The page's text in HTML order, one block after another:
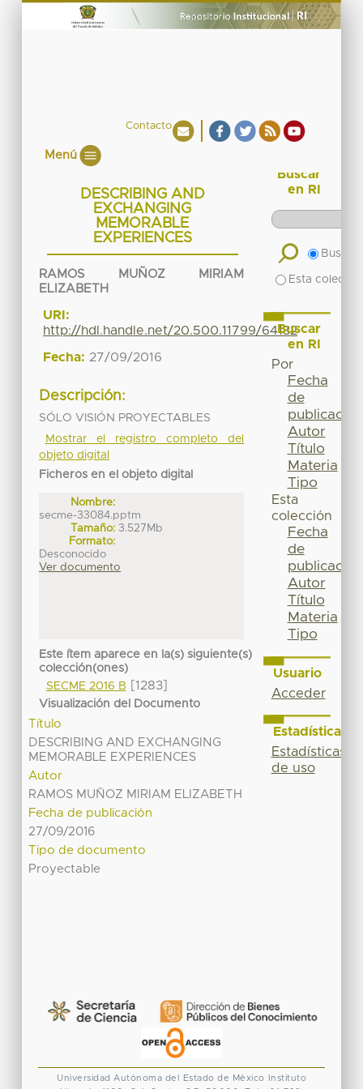
Contacto
Menú
DESCRIBING AND
EXCHANGING
MEMORABLE
EXPERIENCES
RAMOS MUÑOZ MIRIAM
ELIZABETH
URI:
http://hdl.handle.net/20.500.11799/64132
Fecha: 27/09/2016
Descripción:
SÓLO VISIÓN PROYECTABLES
Mostrar el registro completo del
objeto digital
Ficheros en el objeto digital
Nombre:
secme-33084.pptm
Tamaño: 3.527Mb
Formato:
Desconocido
Ver documento
Este ítem aparece en la(s) siguiente(s)
colección(ones)
SECME 2016 B
[1283]
Visualización del Documento
Título
DESCRIBING AND EXCHANGING
MEMORABLE EXPERIENCES
Autor
RAMOS MUÑOZ MIRIAM ELIZABETH
Fecha de publicación
27/09/2016
Tipo de documento
Proyectable
Buscar
en RI
Buscar
Esta
Buscar
en RI
Por
Fecha
de
publicación
Autor
Título
Materia
Tipo
Esta
colección
Fecha
de
publicación
Autor
Título
Materia
Tipo
Usuario
Acceder
Estadísticas
Estadísticas
de uso
Universidad Autónoma del Estado de México
Instituto